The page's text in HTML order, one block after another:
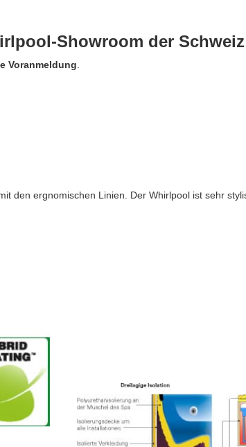
Showroom der Schweiz
Voranmeldung
den ergnomischen Linien. Der Whirlpool ist sehr